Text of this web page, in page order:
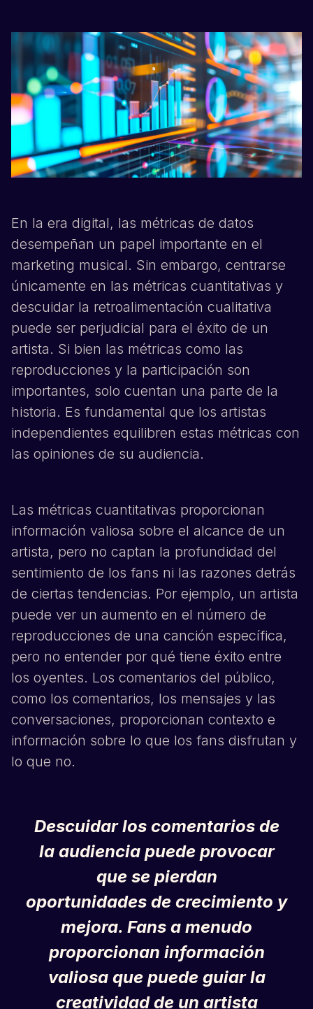
En la era digital, las métricas de datos
desempeñan un papel importante en el
marketing musical. Sin embargo, centrarse
únicamente en las métricas cuantitativas y
descuidar la retroalimentación cualitativa
puede ser perjudicial para el éxito de un
artista. Si bien las métricas como las
reproducciones y la participación son
importantes, solo cuentan una parte de la
historia. Es fundamental que los artistas
independientes equilibren estas métricas con
las opiniones de su audiencia.
Las métricas cuantitativas proporcionan
información valiosa sobre el alcance de un
artista, pero no captan la profundidad del
sentimiento de los fans ni las razones detrás
de ciertas tendencias. Por ejemplo, un artista
puede ver un aumento en el número de
reproducciones de una canción específica,
pero no entender por qué tiene éxito entre
los oyentes. Los comentarios del público,
como los comentarios, los mensajes y las
conversaciones, proporcionan contexto e
información sobre lo que los fans disfrutan y
lo que no.
Descuidar los comentarios de
la audiencia puede provocar
que se pierdan
oportunidades de crecimiento y
mejora. Fans a menudo
proporcionan información
valiosa que puede guiar la
creatividad de un artista